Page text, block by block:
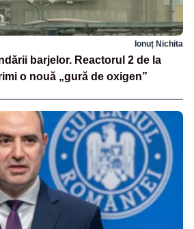
Ionuț Nichita
barjelor. Reactorul 2 de la
o nouă „gură de oxigen”